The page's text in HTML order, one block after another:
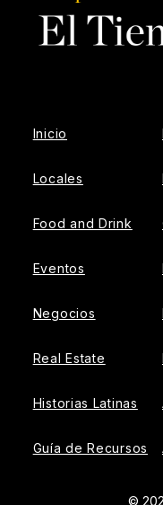
Inicio
Locales
Food and Drink
Eventos
Negocios
Real Estate
Historias Latinas
Guía de Recursos
©